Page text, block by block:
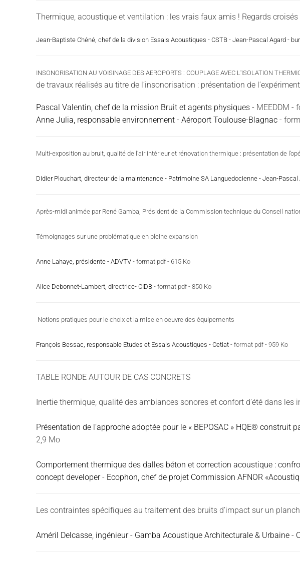
Thermique, acoustique et ventilation : les vrais faux amis ! Regards
Jean-Baptiste Chéné, chef de la division Essais Acoustiques - CSTB - Jean-Pascal Agard -
INSONORISATION AU VOISINAGE DES AEROPORTS : COUPLAGE AVEC L'ISOLATION
de travaux réalisés au titre de l’insonorisation : présentation de
Pascal Valentin, chef de la mission Bruit et agents physiques - MEEDDM -
Anne Julia, responsable environnement - Aéroport Toulouse-Blagnac -
Multi-exposition au bruit, qualité de l’air intérieur et rénovation thermique : présentation de
Didier Plouchart, directeur de la maintenance - Patrimoine SA Languedocienne - Jean-
Après-midi animée par René Gamba, Président de la Commission technique du Conseil
Témoignages sur une problématique en pleine expansion
Anne Lahaye, présidente - ADVTV - format pdf - 615 Ko
Alice Debonnet-Lambert, directrice- CIDB - format pdf - 850 Ko
Notions pratiques pour le choix et la mise en oeuvre des équipements
François Bessac, responsable Etudes et Essais Acoustiques - Cetiat - format pdf - 959 Ko
TABLE RONDE AUTOUR DE CAS CONCRETS
Inertie thermique, qualité des ambiances sonores et confort d’été dans les
Présentation de l’approche adoptée pour le « BEPOSAC » HQE®
2,9 Mo
Comportement thermique des dalles béton et correction acoustique :
concept developer - Ecophon, chef de projet Commission AFNOR
Les contraintes spécifiques au traitement des bruits d’impact sur un
Améril Delcasse, ingénieur - Gamba Acoustique Architecturale & Urbaine -